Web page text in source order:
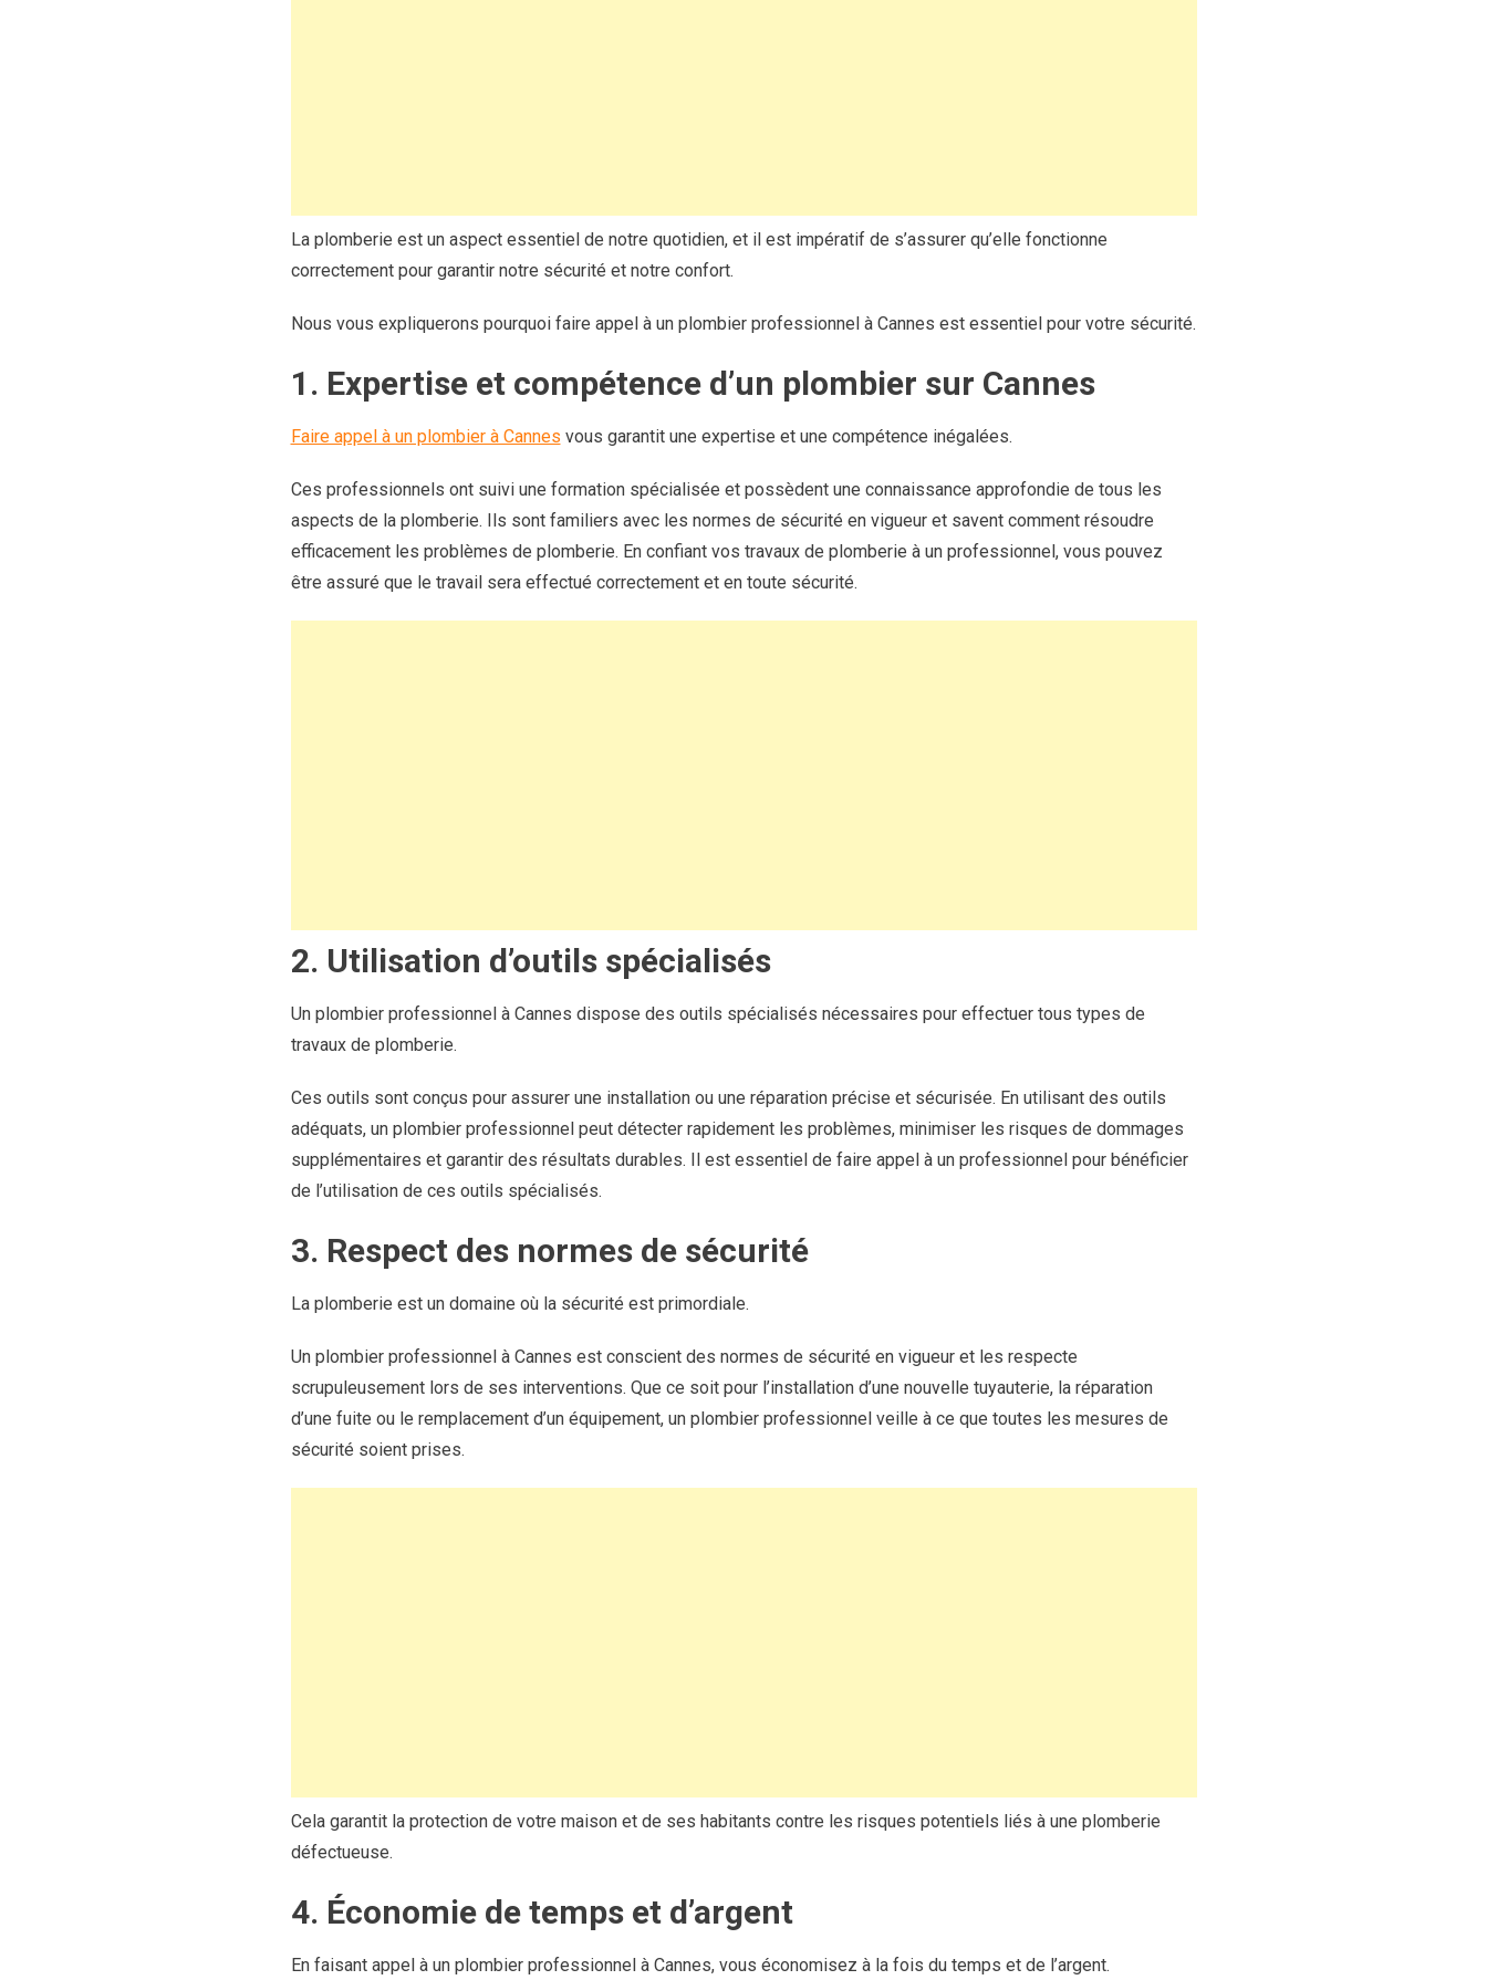
La plomberie est un aspect essentiel de notre quotidien, et il est impératif de s’assurer qu’elle fonctionne
correctement pour garantir notre sécurité et notre confort.
Nous vous expliquerons pourquoi faire appel à un plombier professionnel à Cannes est essentiel pour votre sécurité.
1. Expertise et compétence d’un plombier sur Cannes
Faire appel à un plombier à Cannes vous garantit une expertise et une compétence inégalées.
Ces professionnels ont suivi une formation spécialisée et possèdent une connaissance approfondie de tous les
aspects de la plomberie. Ils sont familiers avec les normes de sécurité en vigueur et savent comment résoudre
efficacement les problèmes de plomberie. En confiant vos travaux de plomberie à un professionnel, vous pouvez
être assuré que le travail sera effectué correctement et en toute sécurité.
2. Utilisation d’outils spécialisés
Un plombier professionnel à Cannes dispose des outils spécialisés nécessaires pour effectuer tous types de
travaux de plomberie.
Ces outils sont conçus pour assurer une installation ou une réparation précise et sécurisée. En utilisant des outils
adéquats, un plombier professionnel peut détecter rapidement les problèmes, minimiser les risques de dommages
supplémentaires et garantir des résultats durables. Il est essentiel de faire appel à un professionnel pour bénéficier
de l’utilisation de ces outils spécialisés.
3. Respect des normes de sécurité
La plomberie est un domaine où la sécurité est primordiale.
Un plombier professionnel à Cannes est conscient des normes de sécurité en vigueur et les respecte
scrupuleusement lors de ses interventions. Que ce soit pour l’installation d’une nouvelle tuyauterie, la réparation
d’une fuite ou le remplacement d’un équipement, un plombier professionnel veille à ce que toutes les mesures de
sécurité soient prises.
Cela garantit la protection de votre maison et de ses habitants contre les risques potentiels liés à une plomberie
défectueuse.
4. Économie de temps et d’argent
En faisant appel à un plombier professionnel à Cannes, vous économisez à la fois du temps et de l’argent.